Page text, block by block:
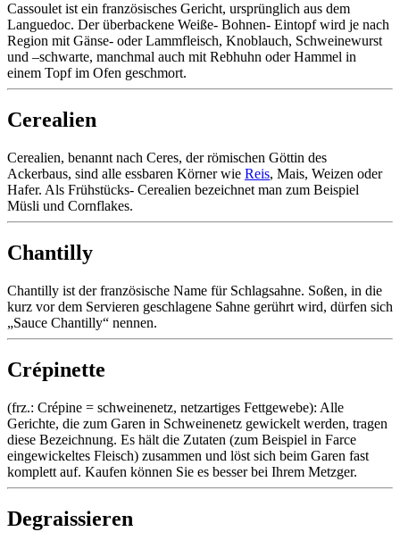
Cassoulet ist ein französisches Gericht, ursprünglich aus dem
Languedoc. Der überbackene Weiße- Bohnen- Eintopf wird je nach
Region mit Gänse- oder Lammfleisch, Knoblauch, Schweinewurst
und –schwarte, manchmal auch mit Rebhuhn oder Hammel in
einem Topf im Ofen geschmort.
Cerealien
Cerealien, benannt nach Ceres, der römischen Göttin des
Ackerbaus, sind alle essbaren Körner wie Reis, Mais, Weizen oder
Hafer. Als Frühstücks- Cerealien bezeichnet man zum Beispiel
Müsli und Cornflakes.
Chantilly
Chantilly ist der französische Name für Schlagsahne. Soßen, in die
kurz vor dem Servieren geschlagene Sahne gerührt wird, dürfen sich
„Sauce Chantilly“ nennen.
Crépinette
(frz.: Crépine = schweinenetz, netzartiges Fettgewebe): Alle
Gerichte, die zum Garen in Schweinenetz gewickelt werden, tragen
diese Bezeichnung. Es hält die Zutaten (zum Beispiel in Farce
eingewickeltes Fleisch) zusammen und löst sich beim Garen fast
komplett auf. Kaufen können Sie es besser bei Ihrem Metzger.
Degraissieren